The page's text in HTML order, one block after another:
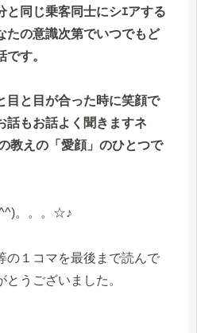
と同じ乗客同士にシｴアする
たの意識次第でいつでもど
す。
目と目が合った時に笑顔で
話もお話よく聞きますネ
教えの「愛顔」のひとつで
。。。☆♪
の１コマを最後まで読んで
とうございました。